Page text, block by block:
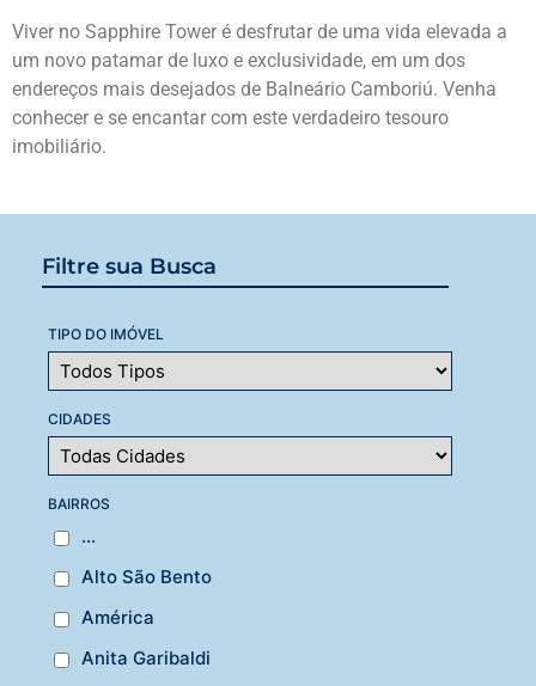
Filtre sua Busca
TIPO DO IMÓVEL
CIDADES
BAIRROS
...
Alto São Bento
América
Anita Garibaldi
Viver no Sapphire Tower é desfrutar de uma vida elevada a
um novo patamar de luxo e exclusividade, em um dos
endereços mais desejados de Balneário Camboriú. Venha
conhecer e se encantar com este verdadeiro tesouro
imobiliário.